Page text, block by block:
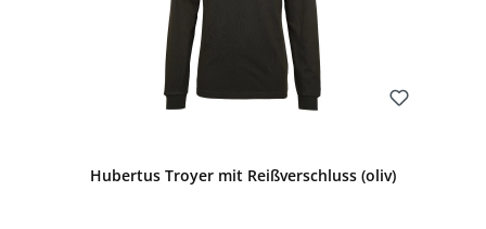
Hubertus Troyer mit Reißverschluss (oliv)